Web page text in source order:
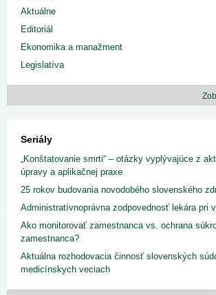
Aktuálne
Editoriál
Ekonomika a manažment
Legislatíva
Seriály
„Konštatovanie smrti“ – otázky vyplývajúce z
úpravy a aplikačnej praxe
25 rokov budovania novodobého slovenského
Administratívnoprávna zodpovednosť lekára pri
Ako monitorovať zamestnanca vs. ochrana
zamestnanca?
Aktuálna rozhodovacia činnosť slovenských
medicínskych veciach